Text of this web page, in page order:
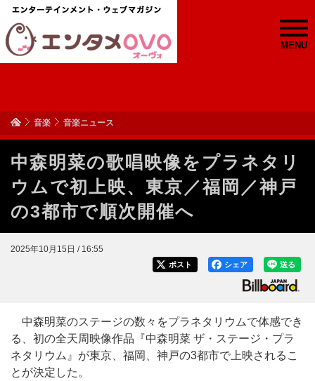
MENU
音楽 音楽ニュース
中森明菜の歌唱映像をプラネタリ
ウムで初上映、東京／福岡／神戸
の3都市で順次開催へ
2025年10月15日 / 16:55
送る
シェア
ポスト
中森明菜のステージの数々をプラネタリウムで体感でき
る、初の全天周映像作品『中森明菜 ザ・ステージ・プラ
ネタリウム』が東京、福岡、神戸の3都市で上映されるこ
とが決定した。